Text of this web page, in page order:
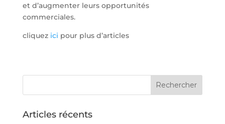
et d’augmenter leurs opportunités
commerciales.
cliquez ici pour plus d’articles
Articles récents